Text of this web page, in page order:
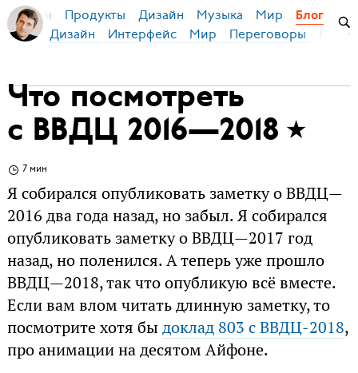
Бирман Продукты Дизайн Музыка Мир Блог
Дизайн Интерфейс Мир Переговоры
Что посмотреть
с ВВДЦ 2016—2018
7 мин
Я собирался опубликовать заметку о ВВДЦ—
2016 два года назад, но забыл. Я собирался
опубликовать заметку о ВВДЦ—2017 год
назад, но поленился. А теперь уже прошло
ВВДЦ—2018, так что опубликую всё вместе.
Если вам влом читать длинную заметку, то
посмотрите хотя бы доклад 803 с ВВДЦ-2018,
про анимации на десятом Айфоне.